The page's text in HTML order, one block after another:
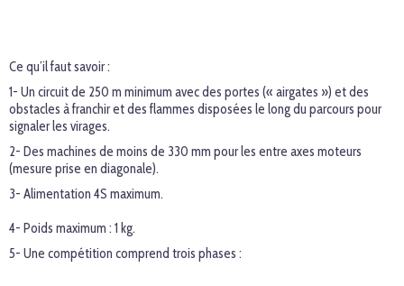
Ce qu’il faut savoir :
1- Un circuit de 250 m minimum avec des portes (« airgates ») et des
obstacles à franchir et des flammes disposées le long du parcours pour
signaler les virages.
2- Des machines de moins de 330 mm pour les entre axes moteurs
(mesure prise en diagonale).
3- Alimentation 4S maximum.
4- Poids maximum : 1 kg.
5- Une compétition comprend trois phases :